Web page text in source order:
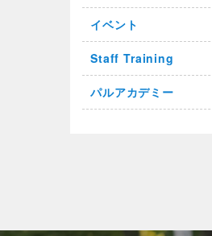
イベント
Staff Training
パルアカデミー